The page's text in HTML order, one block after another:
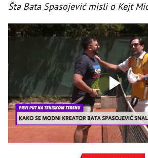
Šta Bata Spasojević misli o Kejt